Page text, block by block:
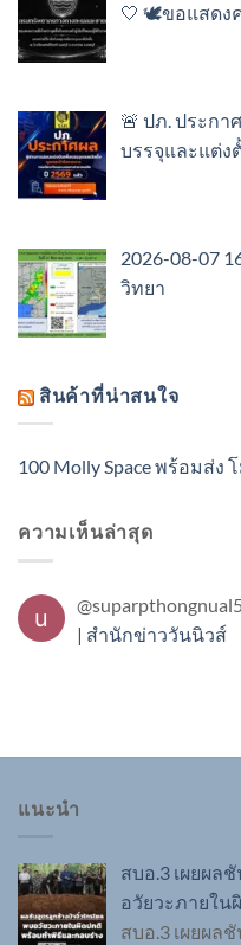
🤍 🕊️ขอแสดง
🚨 ปภ. ประก
บรรจุและแต่ง
2026-08-07
วิทยา
สินค้าที่น่าสนใจ
100 Molly Space พร้อมส่ง
ความเห็นล่าสุด
| สำนักข่าววันนิวส์
แนะนำ
สบอ.3 เผยผล
อวัยวะภายใน
สบอ.3 เผยผล